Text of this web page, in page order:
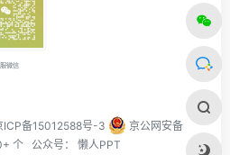
微信
ICP备15012588号-3
京公网安备
个 公众号： 懒人PPT